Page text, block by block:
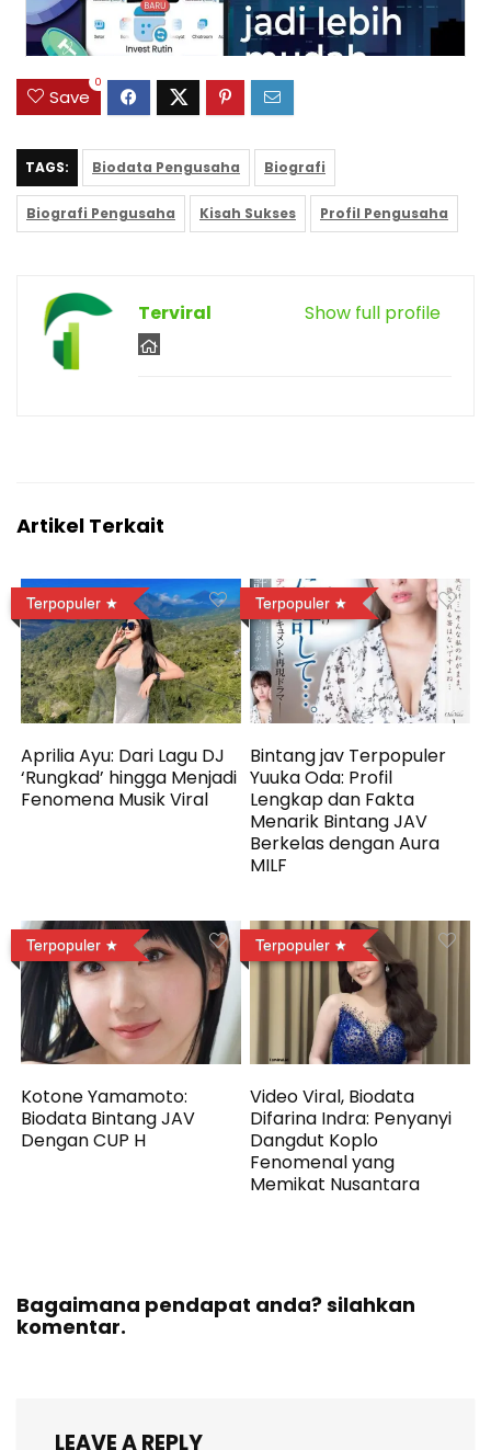
Save
0
TAGS: Biodata Pengusaha Biografi
Biografi Pengusaha Kisah Sukses Profil Pengusaha
Show full profile
Terviral
Artikel Terkait
Terpopuler
Aprilia Ayu: Dari Lagu DJ
‘Rungkad’ hingga Menjadi
Fenomena Musik Viral
Terpopuler
Bintang jav Terpopuler
Yuuka Oda: Profil
Lengkap dan Fakta
Menarik Bintang JAV
Berkelas dengan Aura
MILF
Terpopuler
Kotone Yamamoto:
Biodata Bintang JAV
Dengan CUP H
Terpopuler
Video Viral, Biodata
Difarina Indra: Penyanyi
Dangdut Koplo
Fenomenal yang
Memikat Nusantara
Bagaimana pendapat anda? silahkan
komentar.
LEAVE A REPLY